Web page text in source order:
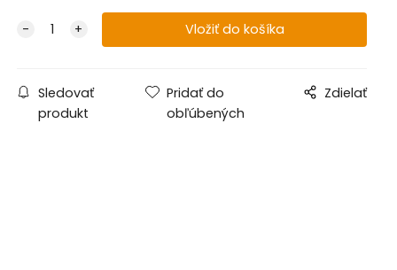
Sledovať
produkt
Pridať do
obľúbených
Zdielať